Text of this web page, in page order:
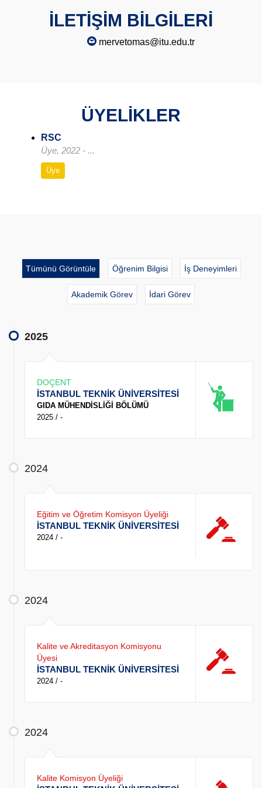
İLETİŞİM BİLGİLERİ
mervetomas@itu.edu.tr
ÜYELİKLER
RSC
Üye, 2022 - ...
Üye
Tümünü Görüntüle Öğrenim Bilgisi İş Deneyimleri
Akademik Görev İdari Görev
2025
DOÇENT
İSTANBUL TEKNİK ÜNİVERSİTESİ
GIDA MÜHENDİSLİĞİ BÖLÜMÜ
2025 / -
2024
Eğitim ve Öğretim Komisyon Üyeliği
İSTANBUL TEKNİK ÜNİVERSİTESİ
2024 / -
2024
Kalite ve Akreditasyon Komisyonu
Üyesi
İSTANBUL TEKNİK ÜNİVERSİTESİ
2024 / -
2024
Kalite Komisyon Üyeliği